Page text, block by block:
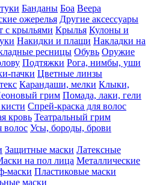
Банданы Боа Веера
ожерелья Другие аксессуары
с крыльями Крылья Кулоны и
Накидки и плащи Накладки на
ресницы Обувь Оружие
Подтяжки Рога, нимбы, уши
пачки Цветные линзы
Карандаши, мелки Клыки,
грим Помада, лаки, гели
Спрей-краска для волос
кровь Театральный грим
волос Усы, бороды, брови
Защитные маски Латексные
на пол лица Металлические
маски Пластиковые маски
маски